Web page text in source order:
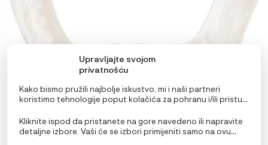
Upravljajte svojom
privatnošću
Kako bismo pružili najbolje iskustvo, mi i naši partneri
koristimo tehnologije poput kolačića za pohranu i/ili pristup
omogućit će nama i našim partnerima obradu osobnih
podataka kao što su ponašanje pri pregledavanju ili
jedinstveni ID-ovi na ovoj stranici i prikazujemo
Kliknite ispod da pristanete na gore navedeno ili napravite
detaljne izbore. Vaši će se izbori primijeniti samo na ovu
Ergobaby jastučići za grickanje i podbradak za Omni
nosiljku